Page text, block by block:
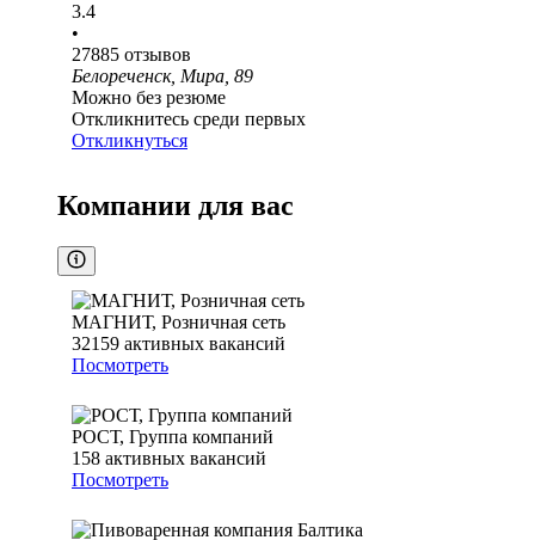
3.4
•
27885 отзывов
Белореченск, Мира, 89
Можно без резюме
Откликнитесь среди первых
Откликнуться
Компании для вас
МАГНИТ, Розничная сеть
32159 активных вакансий
Посмотреть
РОСТ, Группа компаний
158 активных вакансий
Посмотреть